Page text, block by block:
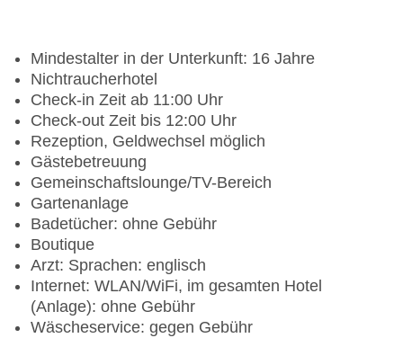
Mindestalter in der Unterkunft: 16 Jahre
Nichtraucherhotel
Check-in Zeit ab 11:00 Uhr
Check-out Zeit bis 12:00 Uhr
Rezeption, Geldwechsel möglich
Gästebetreuung
Gemeinschaftslounge/TV-Bereich
Gartenanlage
Badetücher: ohne Gebühr
Boutique
Arzt: Sprachen: englisch
Internet: WLAN/WiFi, im gesamten Hotel
(Anlage): ohne Gebühr
Wäscheservice: gegen Gebühr